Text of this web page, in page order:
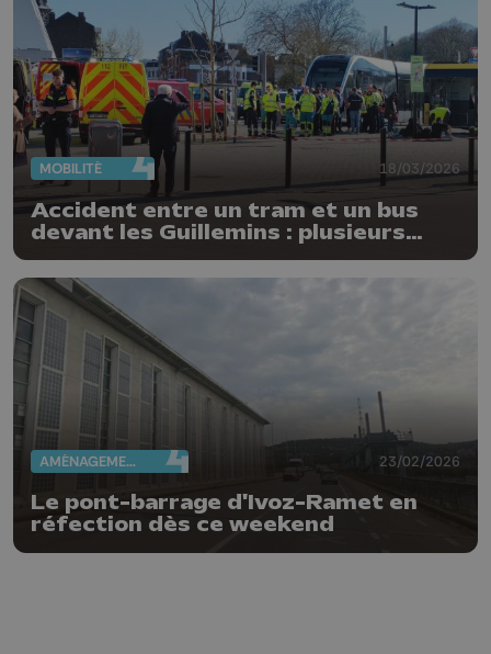
MOBILITÉ 18/03/2026
Accident entre un tram et un bus
devant les Guillemins : plusieurs
blessés
AMÉNAGEMENT DU TERRITOIRE 23/02/2026
Le pont-barrage d'Ivoz-Ramet en
réfection dès ce weekend